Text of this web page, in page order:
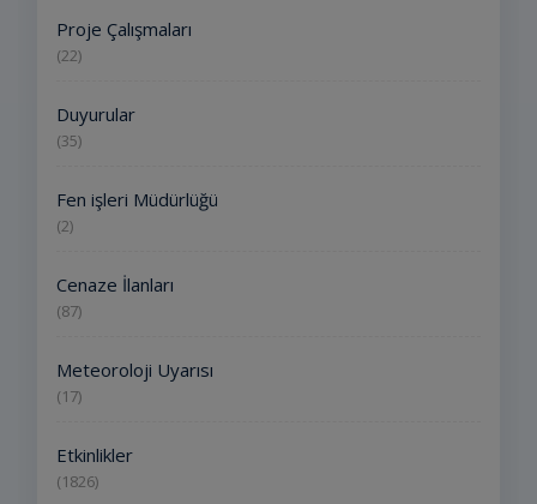
Proje Çalışmaları
(22)
Duyurular
(35)
Fen işleri Müdürlüğü
(2)
Cenaze İlanları
(87)
Meteoroloji Uyarısı
(17)
Etkinlikler
(1826)